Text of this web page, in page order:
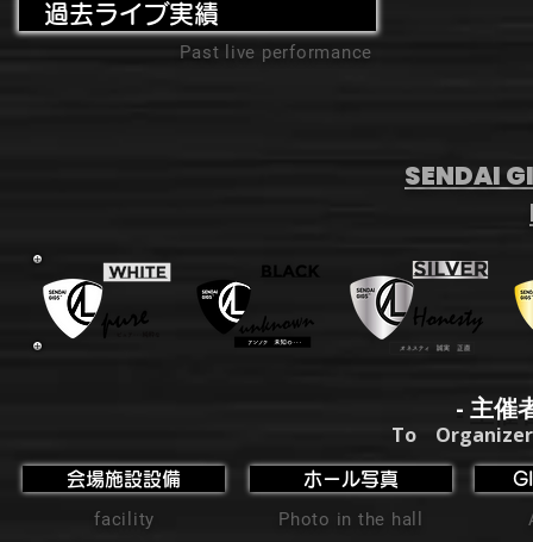
過去ライブ実績
Past live performance
SENDAI
- 主催
To
会場施設設備
facility
ホール写真
Photo in the hall